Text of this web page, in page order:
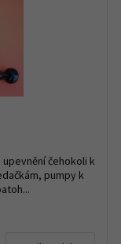
čehokoli k
pumpy k